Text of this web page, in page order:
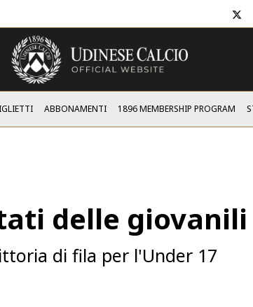
ABBONAMENTI 1896 MEMBERSHIP PROGRAM
delle giovanili
di fila per l'Under 17